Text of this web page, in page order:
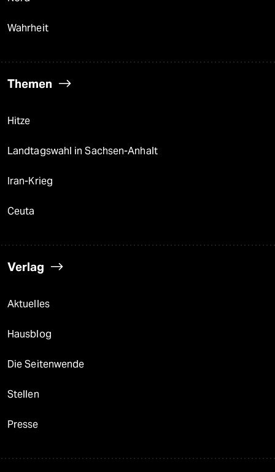
Wahrheit
Themen
Hitze
Landtagswahl in Sachsen-Anhalt
Iran-Krieg
Ceuta
Verlag
Aktuelles
Hausblog
Die Seitenwende
Stellen
Presse